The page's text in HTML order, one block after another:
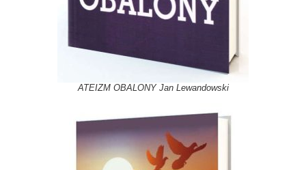
ATEIZM OBALONY Jan Lewandowski